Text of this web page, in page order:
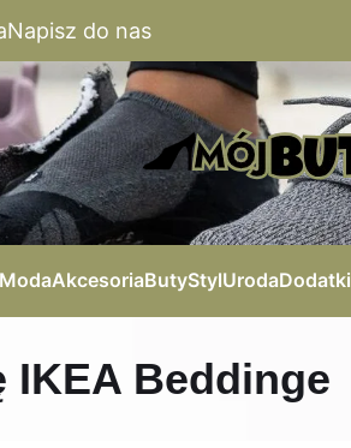
Napisz do nas
ModaAkcesoriaButyStylUrodaDodatki
IKEA Beddinge